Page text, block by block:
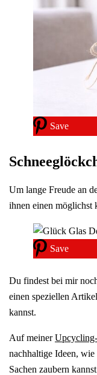
Save
Um lange Freude an
ihnen einen möglichst
Save
Du findest bei mir
einen speziellen
kannst.
Auf meiner
nachhaltige Ideen,
Sachen zaubern